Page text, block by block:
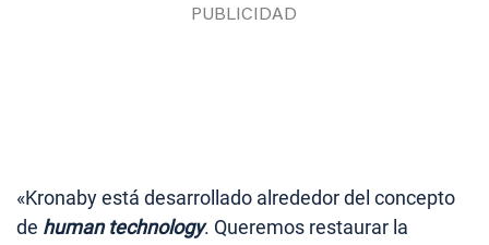
«Kronaby está desarrollado alrededor del concepto
de human technology. Queremos restaurar la